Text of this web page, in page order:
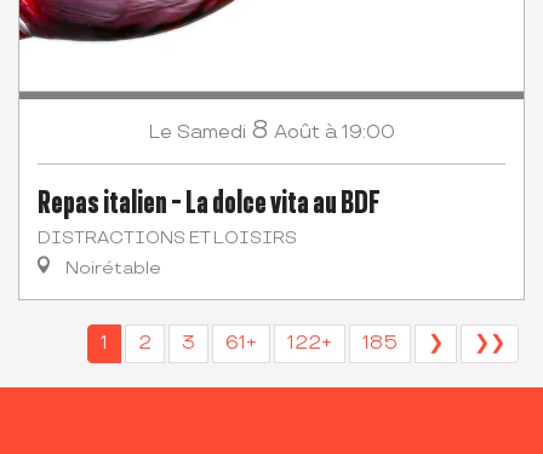
Le Samedi 8 Août à 19:00
Repas italien - La dolce vita au BDF
DISTRACTIONS ET LOISIRS
Noirétable
1 2 3 61+ 122+ 185 ❯ ❯❯